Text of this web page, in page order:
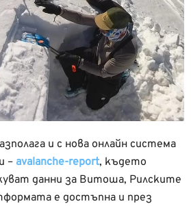
и с нова онлайн система
– avalanche-report, където
данни за Витоша, Рилските
е достъпна и през